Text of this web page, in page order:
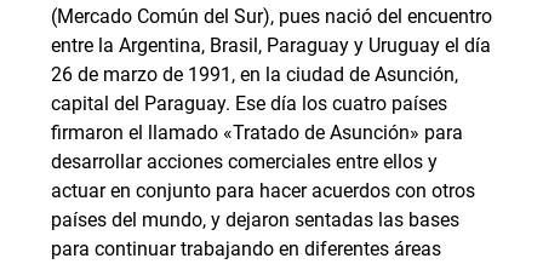
(Mercado Común del Sur), pues nació del encuentro
entre la Argentina, Brasil, Paraguay y Uruguay el día
26 de marzo de 1991, en la ciudad de Asunción,
capital del Paraguay. Ese día los cuatro países
firmaron el llamado «Tratado de Asunción» para
desarrollar acciones comerciales entre ellos y
actuar en conjunto para hacer acuerdos con otros
países del mundo, y dejaron sentadas las bases
para continuar trabajando en diferentes áreas